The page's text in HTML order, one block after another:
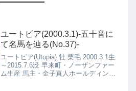
ユートピア(2000.3.1)-五十音に
て名馬を辿る(No.37)-
ユートピア(Utopia) 牡 栗毛 2000.3.1生
～2015.7.6没 早来町・ノーザンファー
ム生産 馬主・金子真人ホールディング